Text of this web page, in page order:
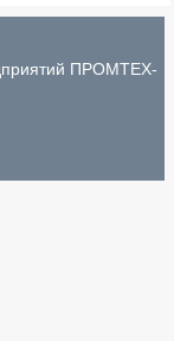
ПРОМТЕХ-